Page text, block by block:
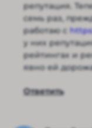
репутация.
семь раз,
работаю с
у них
рейтингах и
явно ей
Ответить